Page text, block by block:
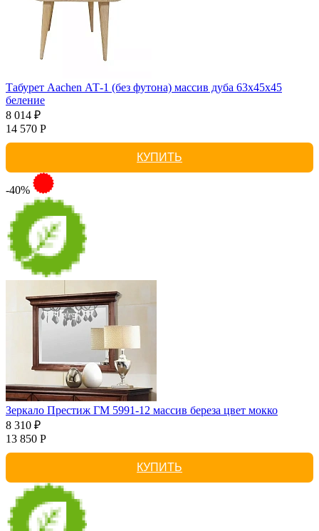
Табурет Aachen АТ-1 (без футона) массив дуба 63х45х45
беление
8 014 ₽
14 570 Р
КУПИТЬ
-40%
Зеркало Престиж ГМ 5991-12 массив береза цвет мокко
8 310 ₽
13 850 Р
КУПИТЬ